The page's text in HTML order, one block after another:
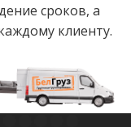
сроков, а
клиенту.